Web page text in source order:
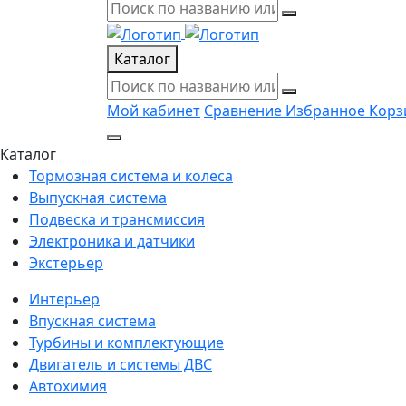
Каталог
Мой кабинет Сравнение Избранное
Каталог
Тормозная система и колеса
Выпускная система
Подвеска и трансмиссия
Электроника и датчики
Экстерьер
Интерьер
Впускная система
Турбины и комплектующие
Двигатель и системы ДВС
Автохимия